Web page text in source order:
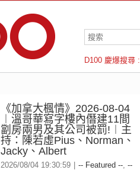
D100 慶爆搜尋 :
羅倫斯
《加拿大楓情》2026-08-04
︱溫哥華寫字樓內僭建11間
劏房兩男及其公司被罰!︱主
持：陳若虛Pius、Norman、
Jacky、Albert
2026/08/04 19:30:59 -- Featured --, --